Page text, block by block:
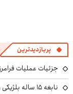
پربازدیدترین
جزئیات عملیات
نابغه ۱۵ ساله بلژیکی راز طول عمر و توقف پیری انسان را کشف می‌کند؟